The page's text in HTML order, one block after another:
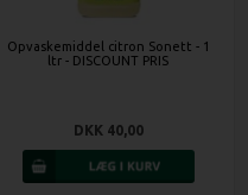
Opvaskemiddel citron Sonett - 1
ltr - DISCOUNT PRIS
DKK 40,00